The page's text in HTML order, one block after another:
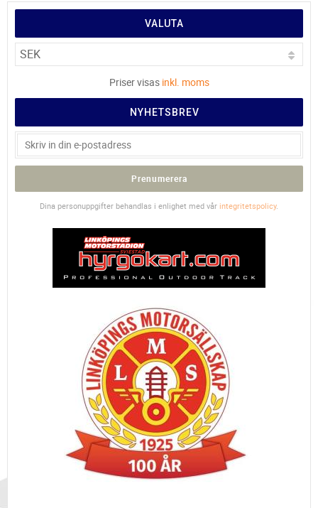
VALUTA
Priser visas inkl. moms
NYHETSBREV
Prenumerera
Dina personuppgifter behandlas i enlighet med vår integritetspolicy.